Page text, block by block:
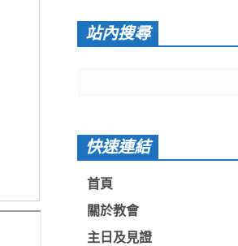
站內搜尋
快速連結
首頁
關於教會
主日及見證